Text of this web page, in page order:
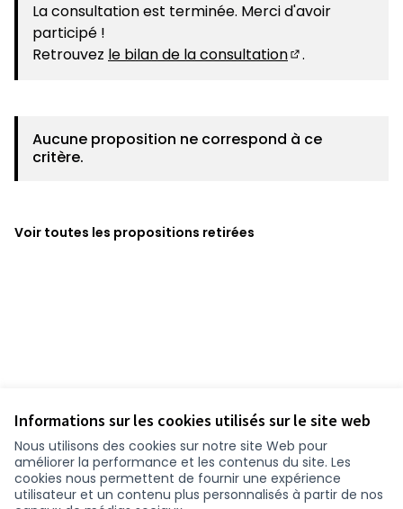
Informations sur les cookies utilisés sur le site web
Nous utilisons des cookies sur notre site Web pour
améliorer la performance et les contenus du site. Les
cookies nous permettent de fournir une expérience
utilisateur et un contenu plus personnalisés à partir de nos
La consultation est terminée. Merci d'avoir
participé !
Retrouvez le bilan de la consultation .
Aucune proposition ne correspond à ce
critère.
Voir toutes les propositions retirées